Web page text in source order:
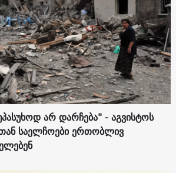
არ დარჩება" - აგვისტოს
საელჩოები ერთობლივ